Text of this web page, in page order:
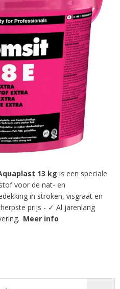
13 kg is een speciale
voor de nat- en
in stroken, visgraat en
prijs - ✓ Al jarenlang
Meer info